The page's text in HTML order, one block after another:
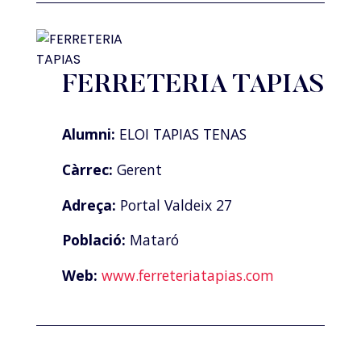
FERRETERIA TAPIAS
Alumni: ELOI TAPIAS TENAS
Càrrec: Gerent
Adreça: Portal Valdeix 27
Població: Mataró
Web: www.ferreteriatapias.com